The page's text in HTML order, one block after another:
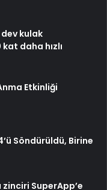
kulak
daha hızlı
Etkinliği
Söndürüldü, Birine
SuperApp’e